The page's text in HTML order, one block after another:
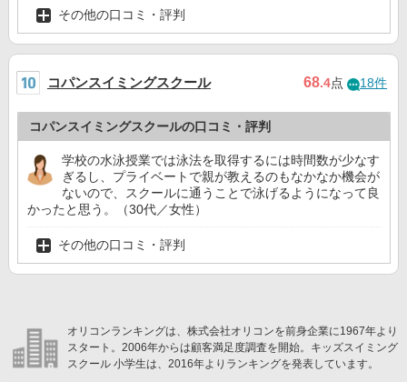
その他の口コミ・評判
コパンスイミングスクール 68.4点 18件
コパンスイミングスクールの口コミ・評判
学校の水泳授業では泳法を取得するには時間数が少なす
ぎるし、プライベートで親が教えるのもなかなか機会が
ないので、スクールに通うことで泳げるようになって良
かったと思う。（30代／女性）
その他の口コミ・評判
オリコンランキングは、株式会社オリコンを前身企業に1967年より
スタート。2006年からは顧客満足度調査を開始。キッズスイミング
スクール 小学生は、2016年よりランキングを発表しています。